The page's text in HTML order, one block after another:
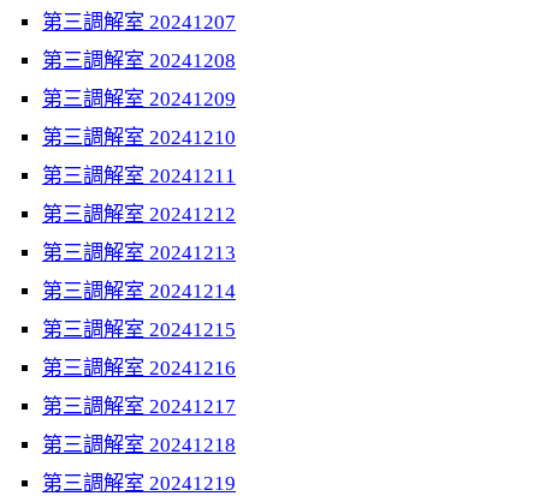
第三調解室 20241207
第三調解室 20241208
第三調解室 20241209
第三調解室 20241210
第三調解室 20241211
第三調解室 20241212
第三調解室 20241213
第三調解室 20241214
第三調解室 20241215
第三調解室 20241216
第三調解室 20241217
第三調解室 20241218
第三調解室 20241219